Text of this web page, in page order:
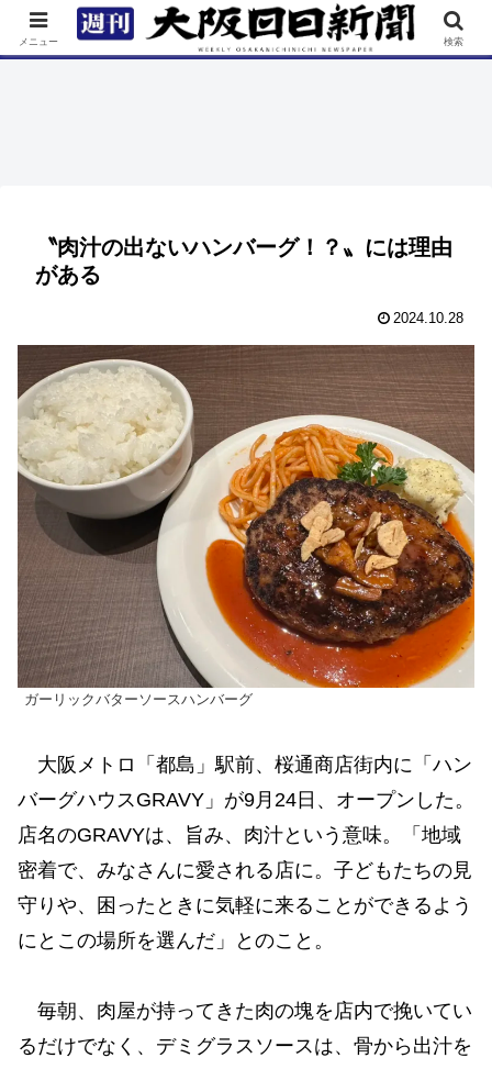
TOP 特集 ニュース 連載 街ネタ イベント
〝肉汁の出ないハンバーグ！？〟には理由
がある
2024.10.28
ガーリックバターソースハンバーグ
大阪メトロ「都島」駅前、桜通商店街内に「ハン
バーグハウスGRAVY」が9月24日、オープンした。
店名のGRAVYは、旨み、肉汁という意味。「地域
密着で、みなさんに愛される店に。子どもたちの見
守りや、困ったときに気軽に来ることができるよう
にとこの場所を選んだ」とのこと。
毎朝、肉屋が持ってきた肉の塊を店内で挽いてい
るだけでなく、デミグラスソースは、骨から出汁を
メニュー 検索